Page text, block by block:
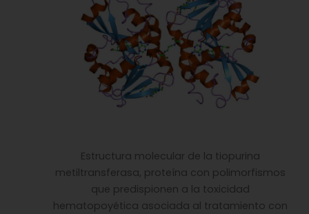
Estructura molecular de la tiopurina
metiltransferasa, proteína con polimorfismos
que predispionen a la toxicidad
hematopoyética asociada al tratamiento con